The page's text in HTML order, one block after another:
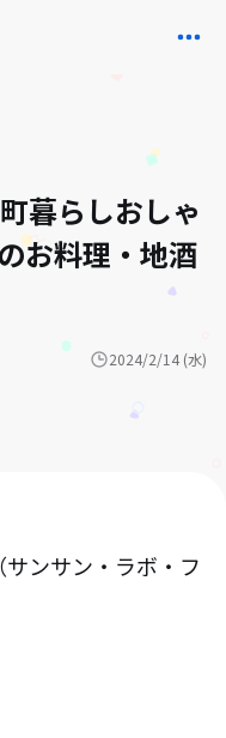
暮らしおしゃ
お料理・地酒
2024/2/14 (水)
ンサン・ラボ・フ